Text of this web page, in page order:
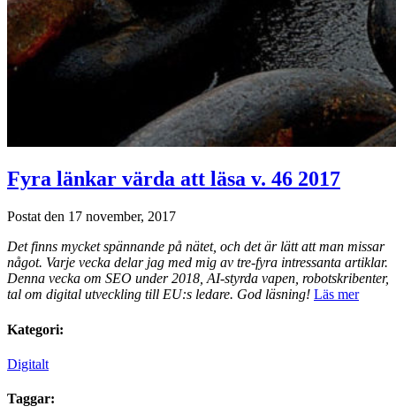
Fyra länkar värda att läsa v. 46 2017
Postat den 17 november, 2017
Det finns mycket spännande på nätet, och det är lätt att man missar
något. Varje vecka delar jag med mig av tre-fyra intressanta artiklar.
Denna vecka om SEO under 2018, AI-styrda vapen, robotskribenter,
tal om digital utveckling till EU:s ledare. God läsning! Läs mer
Kategori:
Digitalt
Taggar: